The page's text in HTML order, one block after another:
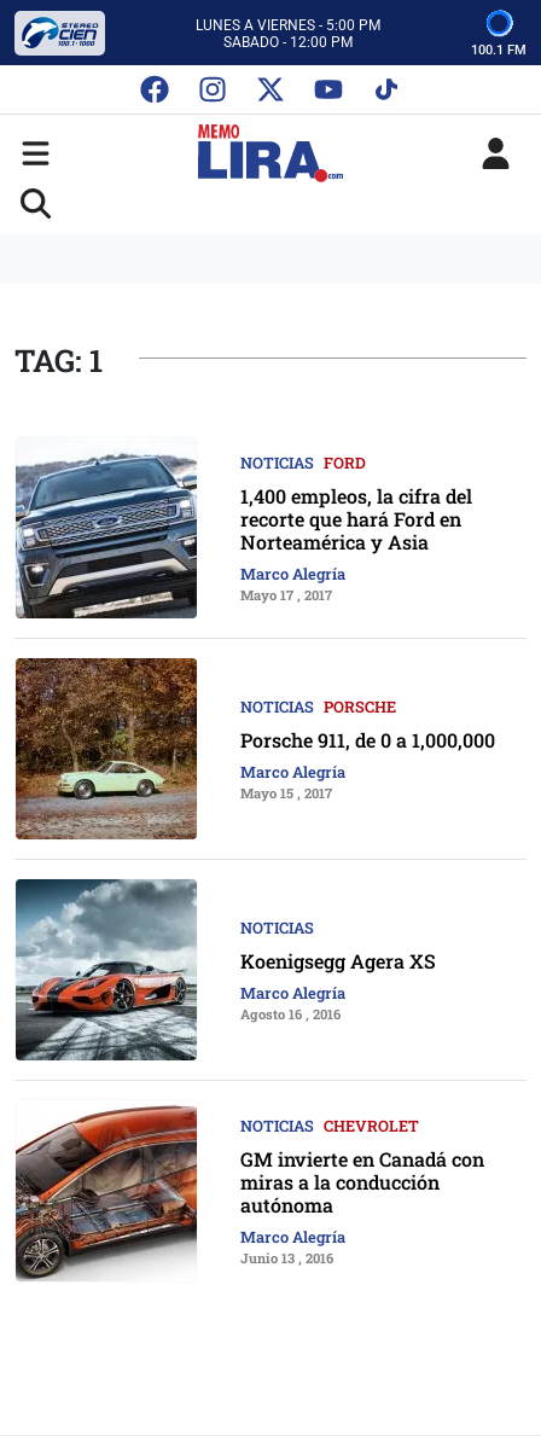
LUNES A VIERNES - 5:00 PM
SABADO - 12:00 PM
CON MEMO LIRA Y SU EQUIPO
LUNES A VIERNES - 5:00 PM
SABADO - 12:00 PM
100.1 FM
TAG: 1
NOTICIAS FORD
1,400 empleos, la cifra del
recorte que hará Ford en
Norteamérica y Asia
Marco Alegría
Mayo 17 , 2017
NOTICIAS PORSCHE
Porsche 911, de 0 a 1,000,000
Marco Alegría
Mayo 15 , 2017
NOTICIAS
Koenigsegg Agera XS
Marco Alegría
Agosto 16 , 2016
NOTICIAS CHEVROLET
GM invierte en Canadá con
miras a la conducción
autónoma
Marco Alegría
Junio 13 , 2016